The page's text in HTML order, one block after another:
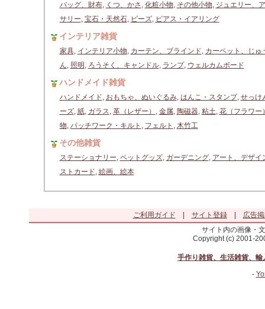
バッグ、財布, くつ、かさ , 化粧小物, その他小物, ジュエリー、
サリー, 宝石・天然石, ビーズ, ピアス・イアリング
インテリア雑貨
家具, インテリア小物, カーテン、ブラインド, カーペット、じゅ
ん, 照明 , ろうそく、キャンドル, ランプ, ウェルカムボード
ハンドメイド雑貨
ハンドメイド, おもちゃ、ぬいぐるみ, はんこ・スタンプ, せっけ
ーズ, 紙, ガラス, 革（レザー） , 金属, 陶磁器, 粘土, 花（フラワー
物, パッチワーク・キルト , フェルト , 木竹工
その他雑貨
ステーショナリー, ペットグッズ, ガーデニング, アート、デザイ
ストカード, 絵画、絵本
ご利用ガイド サイト登録|
広告
サイト内の画像・
Copyright (c) 2001-
手作り雑貨、生活雑貨、
-